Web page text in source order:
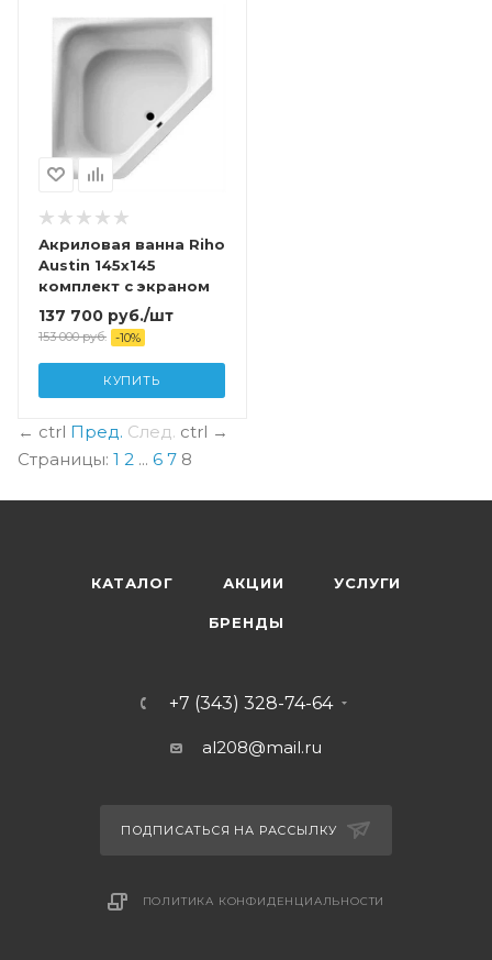
Акриловая ванна Riho
Austin 145х145
комплект с экраном
137 700 руб./шт
153 000руб. -10%
КУПИТЬ
← ctrl Пред. След. ctrl →
Страницы: 1 2 ... 6 7 8
КАТАЛОГ АКЦИИ УСЛУГИ
БРЕНДЫ
+7 (343) 328-74-64
al208@mail.ru
ПОДПИСАТЬСЯ НА РАССЫЛКУ
ПОЛИТИКА КОНФИДЕНЦИАЛЬНОСТИ